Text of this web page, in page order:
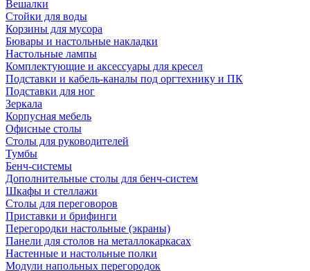
Вешалки
Стойки для воды
Корзины для мусора
Бювары и настольные накладки
Настольные лампы
Комплектующие и аксессуары для кресел
Подставки и кабель-каналы под оргтехнику и ПК
Подставки для ног
Зеркала
Корпусная мебель
Офисные столы
Столы для руководителей
Тумбы
Бенч-системы
Дополнительные столы для бенч-систем
Шкафы и стеллажи
Столы для переговоров
Приставки и брифинги
Перегородки настольные (экраны)
Панели для столов на металлокаркасах
Настенные и настольные полки
Модули напольных перегородок